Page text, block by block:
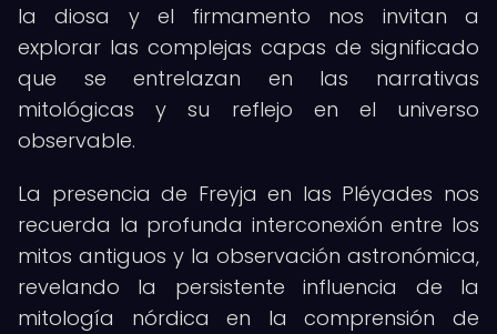
la diosa y el firmamento nos invitan a
explorar las complejas capas de significado
que se entrelazan en las narrativas
mitológicas y su reflejo en el universo
observable.
La presencia de Freyja en las Pléyades nos
recuerda la profunda interconexión entre los
mitos antiguos y la observación astronómica,
revelando la persistente influencia de la
mitología nórdica en la comprensión de